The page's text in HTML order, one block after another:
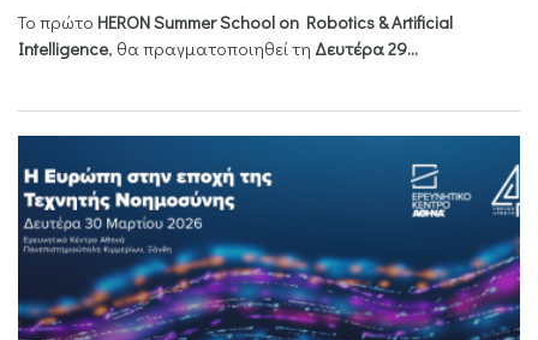
Το πρώτο HERONSummerSchool on Robotics &Artificial
Intelligence, θα πραγματοποιηθεί τη Δευτέρα 29...